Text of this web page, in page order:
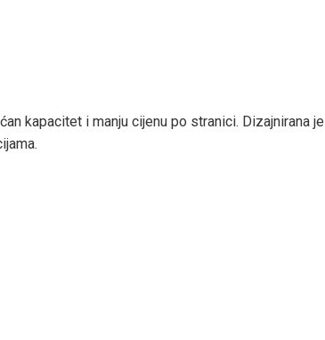
kapacitet i manju cijenu po stranici. Dizajnirana